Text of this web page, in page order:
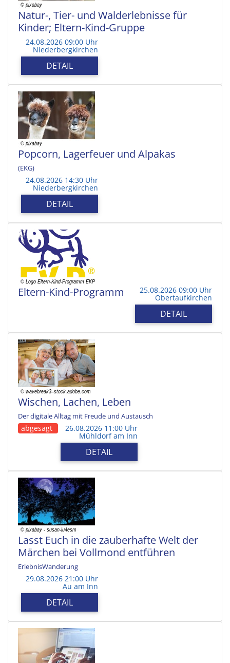
Natur-, Tier- und Walderlebnisse für
Kinder; Eltern-Kind-Gruppe
24.08.2026 09:00 Uhr
Niederbergkirchen
DETAIL
Popcorn, Lagerfeuer und Alpakas
(EKG)
24.08.2026 14:30 Uhr
Niederbergkirchen
DETAIL
Eltern-Kind-Programm 25.08.2026 09:00 Uhr
Obertaufkirchen
DETAIL
Wischen, Lachen, Leben
Der digitale Alltag mit Freude und Austausch
abgesagt 26.08.2026 11:00 Uhr
Mühldorf am Inn
DETAIL
Lasst Euch in die zauberhafte Welt der
Märchen bei Vollmond entführen
ErlebnisWanderung
29.08.2026 21:00 Uhr
Au am Inn
DETAIL